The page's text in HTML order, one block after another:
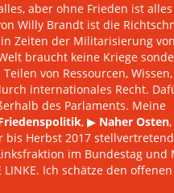
aber ohne Frieden ist
Willy Brandt ist die
Zeiten der Militarisierung von
braucht keine Kriege
von Ressourcen,
internationales Recht.
des Parlaments. Meine
, ▶ Naher Osten
bis Herbst 2017
im Bundestag und
LINKE. Ich schätze den